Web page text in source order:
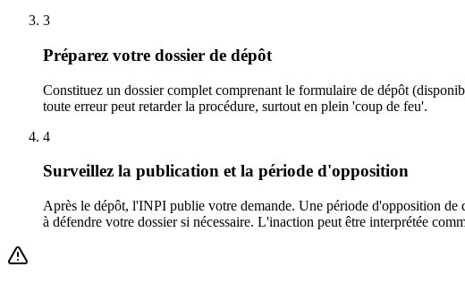
3
Préparez votre dossier de dépôt
Constituez un dossier complet comprenant le formulaire de dépôt
toute erreur peut retarder la procédure, surtout en plein 'coup de feu'.
4
Surveillez la publication et la période d'opposition
Après le dépôt, l'INPI publie votre demande. Une période d'opposition de
à défendre votre dossier si nécessaire. L'inaction peut être interprétée